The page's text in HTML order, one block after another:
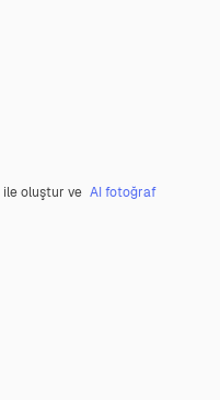
ile oluştur ve AI fotoğraf